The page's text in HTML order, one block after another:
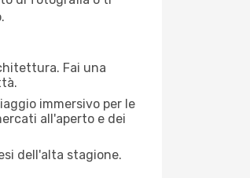
Fai una
immersivo per le
all'aperto e dei
dell'alta stagione.